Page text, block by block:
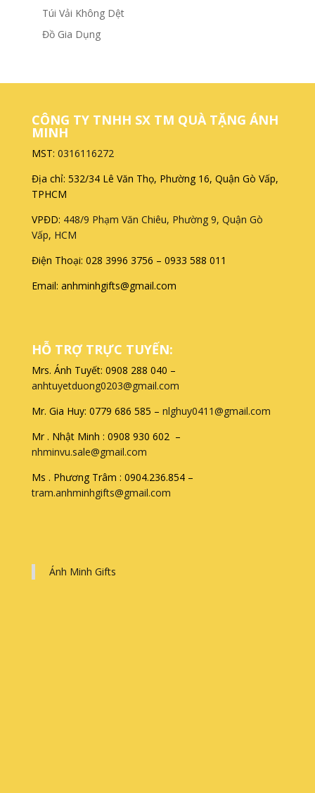
Túi Vải Không Dệt
Đồ Gia Dụng
CÔNG TY TNHH SX TM QUÀ TẶNG ÁNH
MINH
MST: 0316116272
Địa chỉ: 532/34 Lê Văn Thọ, Phường 16, Quận Gò Vấp,
TPHCM
VPĐD: 448/9 Phạm Văn Chiêu, Phường 9, Quận Gò
Vấp, HCM
Điện Thoại: 028 3996 3756 – 0933 588 011
Email: anhminhgifts@gmail.com
HỖ TRỢ TRỰC TUYẾN:
Mrs. Ánh Tuyết: 0908 288 040 –
anhtuyetduong0203@gmail.com
Mr. Gia Huy: 0779 686 585 – nlghuy0411@gmail.com
Mr . Nhật Minh : 0908 930 602 –
nhminvu.sale@gmail.com
Ms . Phương Trâm : 0904.236.854 –
tram.anhminhgifts@gmail.com
Ánh Minh Gifts